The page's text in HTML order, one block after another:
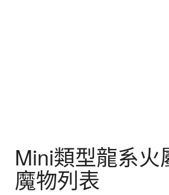
Mini類型龍系火
魔物列表